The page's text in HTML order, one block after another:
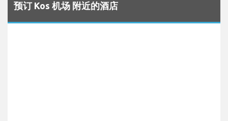
预订 Kos 机场 附近的酒店